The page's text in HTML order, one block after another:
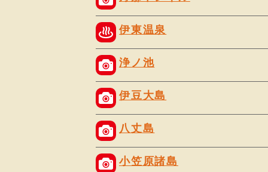
伊東温泉
浄ノ池
伊豆大島
八丈島
小笠原諸島